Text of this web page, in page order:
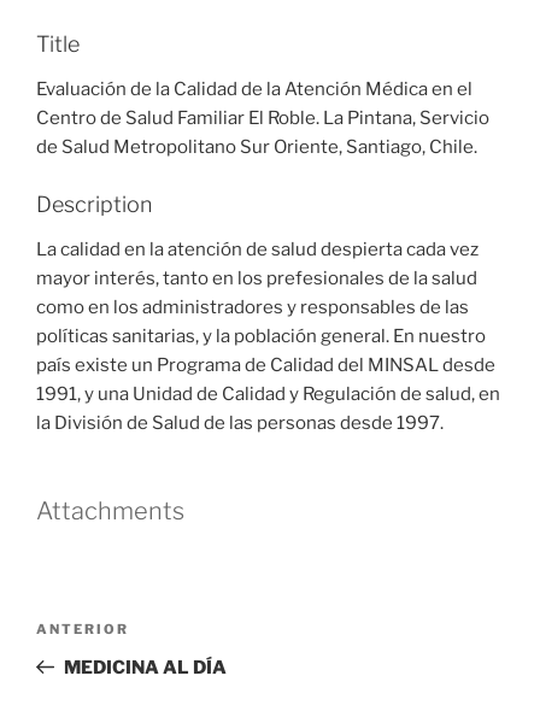
Title
Evaluación de la Calidad de la Atención Médica en el
Centro de Salud Familiar El Roble. La Pintana, Servicio
de Salud Metropolitano Sur Oriente, Santiago, Chile.
Description
La calidad en la atención de salud despierta cada vez
mayor interés, tanto en los prefesionales de la salud
como en los administradores y responsables de las
políticas sanitarias, y la población general. En nuestro
país existe un Programa de Calidad del MINSAL desde
1991, y una Unidad de Calidad y Regulación de salud, en
la División de Salud de las personas desde 1997.
Attachments
entradas
Entrada
anterior
ANTERIOR
MEDICINA AL DÍA